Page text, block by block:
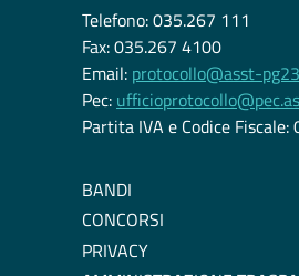
Telefono: 035.267 111
Fax: 035.267 4100
Email: protocollo@asst-
Pec:
Partita IVA e Codice
BANDI
CONCORSI
PRIVACY